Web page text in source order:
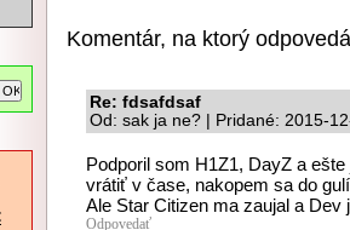
Komentár, na ktorý
Re: fdsafdsaf
Od: sak ja ne? | Pridané: 2015-
Podporil som H1Z1, DayZ a
vrátiť v čase, nakopem sa do
Ale Star Citizen ma zaujal a
Odpovedať